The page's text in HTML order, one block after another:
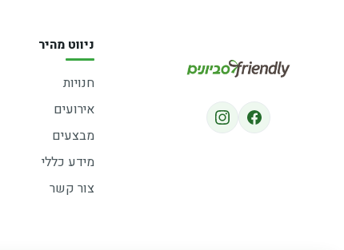
ניווט מהיר
חנויות
אירועים
מבצעים
מידע כללי
צור קשר